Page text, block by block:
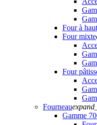
Four à
Four mixte
Four
Fourneau
Gamme